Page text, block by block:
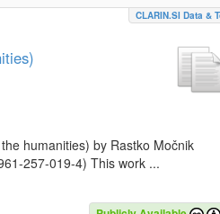
CLARIN.SI Data &
humanities) by Rastko Močnik
257-019-4) This work ...